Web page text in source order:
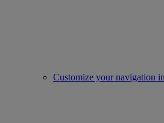
Customize your navigation